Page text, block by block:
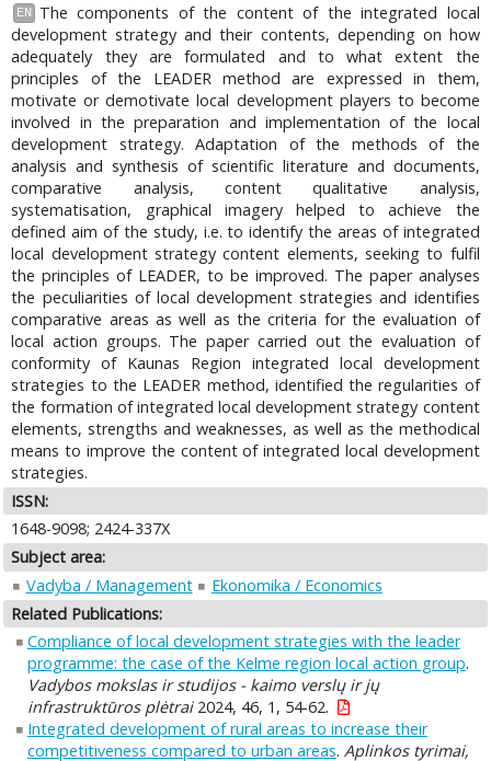
EN
The components of the content of the integrated local
development strategy and their contents, depending on how
adequately they are formulated and to what extent the
principles of the LEADER method are expressed in them,
motivate or demotivate local development players to become
involved in the preparation and implementation of the local
development strategy. Adaptation of the methods of the
analysis and synthesis of scientific literature and documents,
comparative analysis, content qualitative analysis,
systematisation, graphical imagery helped to achieve the
defined aim of the study, i.e. to identify the areas of integrated
local development strategy content elements, seeking to fulfil
the principles of LEADER, to be improved. The paper analyses
the peculiarities of local development strategies and identifies
comparative areas as well as the criteria for the evaluation of
local action groups. The paper carried out the evaluation of
conformity of Kaunas Region integrated local development
strategies to the LEADER method, identified the regularities of
the formation of integrated local development strategy content
elements, strengths and weaknesses, as well as the methodical
means to improve the content of integrated local development
strategies.
ISSN:
1648-9098; 2424-337X
Subject area:
Vadyba / Management
Ekonomika / Economics
Related Publications:
Compliance of local development strategies with the leader
programme: the case of the Kelme region local action group.
Vadybos mokslas ir studijos - kaimo verslų ir jų
infrastruktūros plėtrai2024, 46, 1, 54-62.
Integrated development of rural areas to increase their
competitiveness compared to urban areas. Aplinkos tyrimai,